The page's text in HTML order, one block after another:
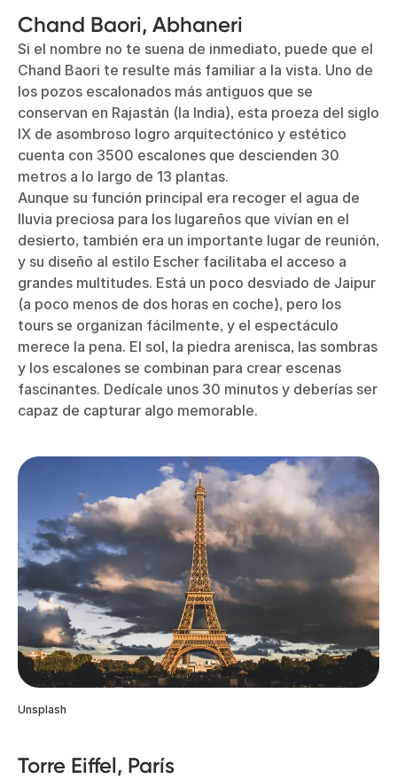
Chand Baori, Abhaneri
Si el nombre no te suena de inmediato, puede que el
Chand Baori te resulte más familiar a la vista. Uno de
los pozos escalonados más antiguos que se
conservan en Rajastán (la India), esta proeza del siglo
IX de asombroso logro arquitectónico y estético
cuenta con 3500 escalones que descienden 30
metros a lo largo de 13 plantas.
Aunque su función principal era recoger el agua de
lluvia preciosa para los lugareños que vivían en el
desierto, también era un importante lugar de reunión,
y su diseño al estilo Escher facilitaba el acceso a
grandes multitudes. Está un poco desviado de Jaipur
(a poco menos de dos horas en coche), pero los
tours se organizan fácilmente, y el espectáculo
merece la pena. El sol, la piedra arenisca, las sombras
y los escalones se combinan para crear escenas
fascinantes. Dedícale unos 30 minutos y deberías ser
capaz de capturar algo memorable.
Unsplash
Torre Eiffel, París